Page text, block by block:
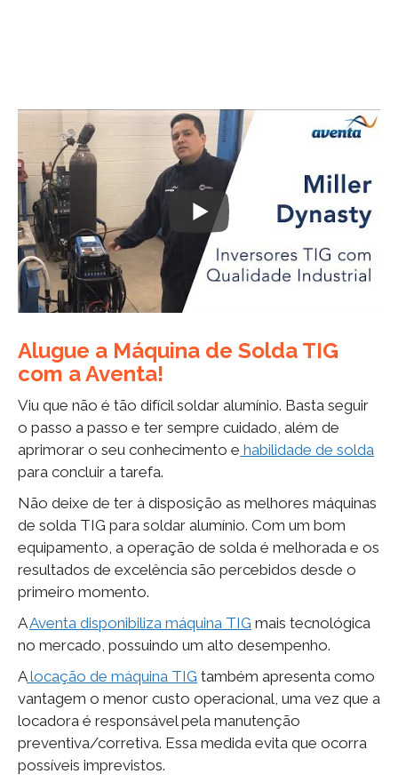
Alugue a Máquina de Solda TIG
com a Aventa!
Viu que não é tão difícil soldar alumínio. Basta seguir
o passo a passo e ter sempre cuidado, além de
aprimorar o seu conhecimento e habilidade de solda
para concluir a tarefa.
Não deixe de ter à disposição as melhores máquinas
de solda TIG para soldar alumínio. Com um bom
equipamento, a operação de solda é melhorada e os
resultados de excelência são percebidos desde o
primeiro momento.
AAventa disponibiliza máquina TIG mais tecnológica
no mercado, possuindo um alto desempenho.
Alocação de máquina TIG também apresenta como
vantagem o menor custo operacional, uma vez que a
locadora é responsável pela manutenção
preventiva/corretiva. Essa medida evita que ocorra
possíveis imprevistos.